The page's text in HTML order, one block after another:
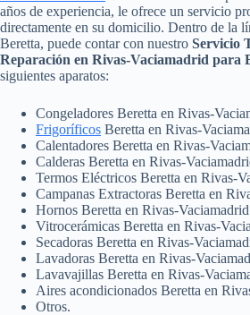
años de experiencia, le ofrece un servicio
directamente en su domicilio. Dentro de la
Beretta, puede contar con nuestro Servicio
Reparación en Rivas-Vaciamadrid para
siguientes aparatos:
Congeladores Beretta en Rivas-
Frigoríficos Beretta en Rivas-
Calentadores Beretta en Rivas-
Calderas Beretta en Rivas-
Termos Eléctricos Beretta en Rivas-
Campanas Extractoras Beretta en
Hornos Beretta en Rivas-
Vitrocerámicas Beretta en Rivas-
Secadoras Beretta en Rivas-
Lavadoras Beretta en Rivas-
Lavavajillas Beretta en Rivas-
Aires acondicionados Beretta en
Otros.